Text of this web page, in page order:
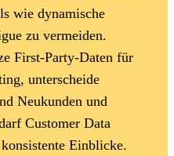
wie dynamische
zu vermeiden.
First-Party-Daten für
unterscheide
Neukunden und
Customer Data
Einblicke.